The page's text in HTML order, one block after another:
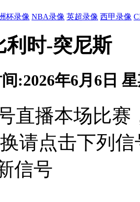
杯录像 NBA录像 英超录像 西甲录像
利时-突尼斯
:2026年6月6日
直播本场比
请点击下列信
信号